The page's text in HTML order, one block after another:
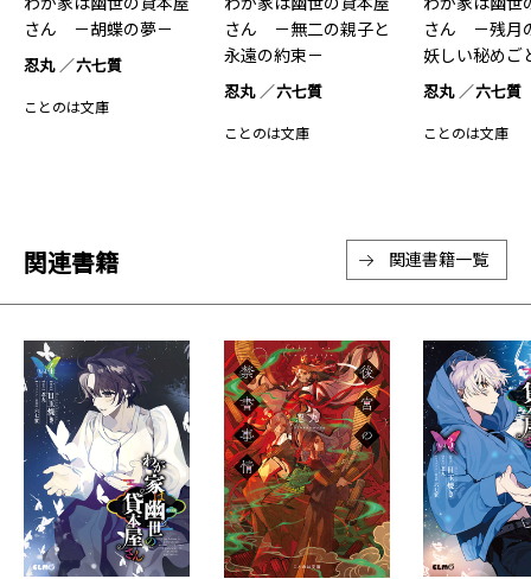
さん －胡蝶の夢－
忍丸 六七質
ことのは文庫
さん －無二の親子と
永遠の約束－
忍丸 六七質
ことのは文庫
さん －残月
妖しい秘めご
忍丸 六七質
ことのは文庫
関連書籍 関連書籍一覧